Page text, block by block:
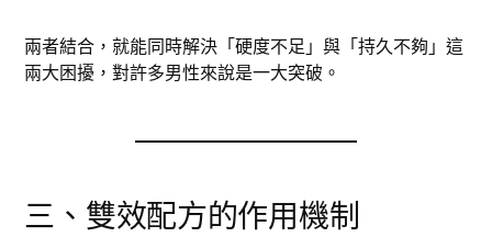
兩者結合，就能同時解決「硬度不足」與「持久不夠」這
兩大困擾，對許多男性來說是一大突破。
三、雙效配方的作用機制